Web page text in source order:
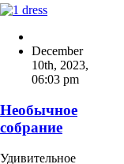
December
10th, 2023,
06:03 pm
Необычное
собрание
Удивительное